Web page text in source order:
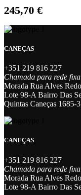
245,70 €
CANEÇAS
+351 219 816 227
Chamada para rede
Morada Rua Alves
Lote 98-A Bairro Das
Quintas Caneças 1685-
CANEÇAS
+351 219 816 227
Chamada para rede
Morada Rua Alves
Lote 98-A Bairro Das